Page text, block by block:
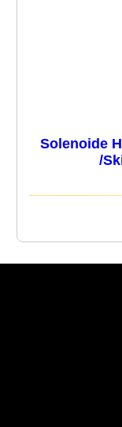
Solenoide
/